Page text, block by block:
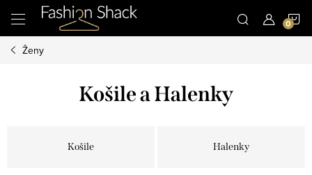
obsah
Ženy
Košile a Halenky
Košile Halenky